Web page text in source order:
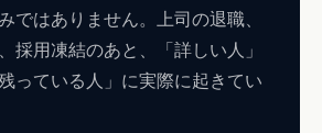
ではありません。上司の退職、
採用凍結のあと、「詳しい人」
っている人」に実際に起きてい